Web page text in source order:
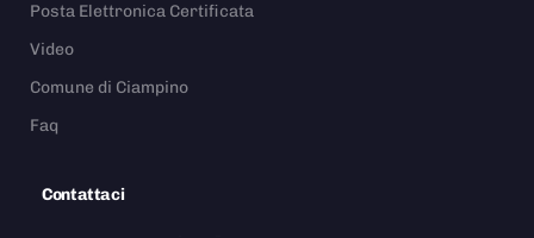
Posta Elettronica Certificata
Video
Comune di Ciampino
Faq
Contattaci